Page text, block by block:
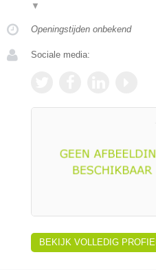
▼
Openingstijden onbekend
Sociale media:
BEKIJK VOLLEDIG PROFIEL